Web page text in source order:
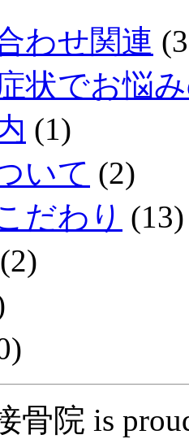
わせ関連
状でお悩
(1)
いて (2)
だわり (13)
(2)
骨院 is